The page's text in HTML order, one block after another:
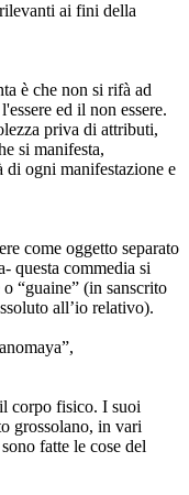
ai fini della
è che non si rifà ad
ed il non essere.
priva di attributi,
si manifesta,
di ogni manifestazione e
come oggetto separato
questa commedia si
“guaine” (in sanscrito
all’io relativo).
corpo fisico. I suoi
grossolano, in vari
fatte le cose del